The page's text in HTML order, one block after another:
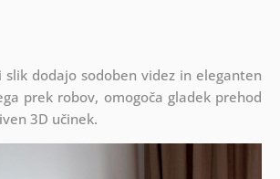
dodajo sodoben videz in eleganten
prek robov, omogoča gladek prehod
3D učinek.